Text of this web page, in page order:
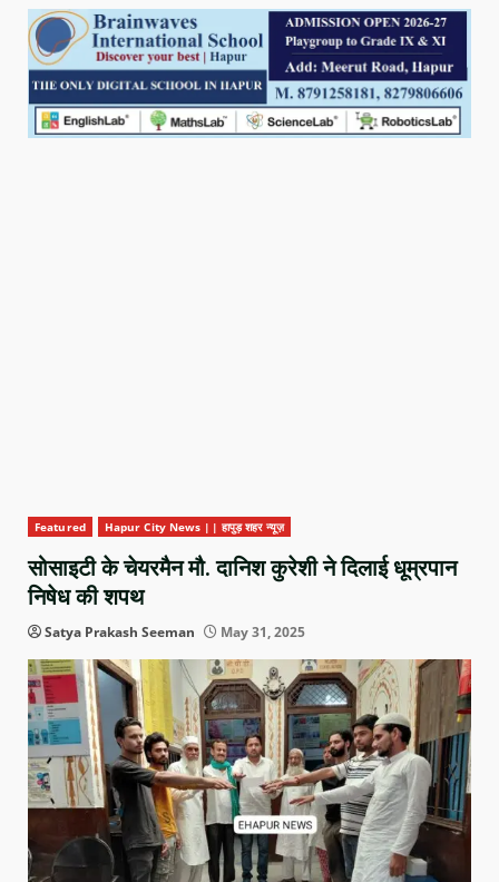
Featured Hapur City News || हापुड़ शहर न्यूज़
सोसाइटी के चेयरमैन मौ. दानिश कुरेशी ने दिलाई धूम्रपान
निषेध की शपथ
Satya Prakash Seeman May 31, 2025